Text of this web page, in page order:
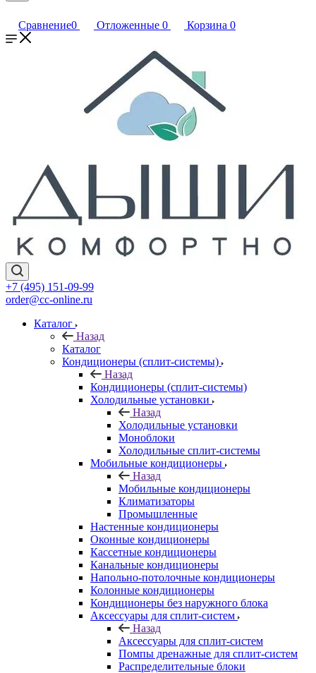
Сравнение0 Отложенные 0 Корзина 0
+7 (495) 151-09-99
order@cc-online.ru
Каталог
Назад
Каталог
Кондиционеры (сплит-системы)
Назад
Кондиционеры (сплит-системы)
Холодильные установки
Назад
Холодильные установки
Моноблоки
Холодильные сплит-системы
Мобильные кондиционеры
Назад
Мобильные кондиционеры
Климатизаторы
Промышленные
Настенные кондиционеры
Оконные кондиционеры
Кассетные кондиционеры
Канальные кондиционеры
Напольно-потолочные кондиционеры
Колонные кондиционеры
Кондиционеры без наружного блока
Аксессуары для сплит-систем
Назад
Аксессуары для сплит-систем
Помпы дренажные для сплит-систем
Распределительные блоки